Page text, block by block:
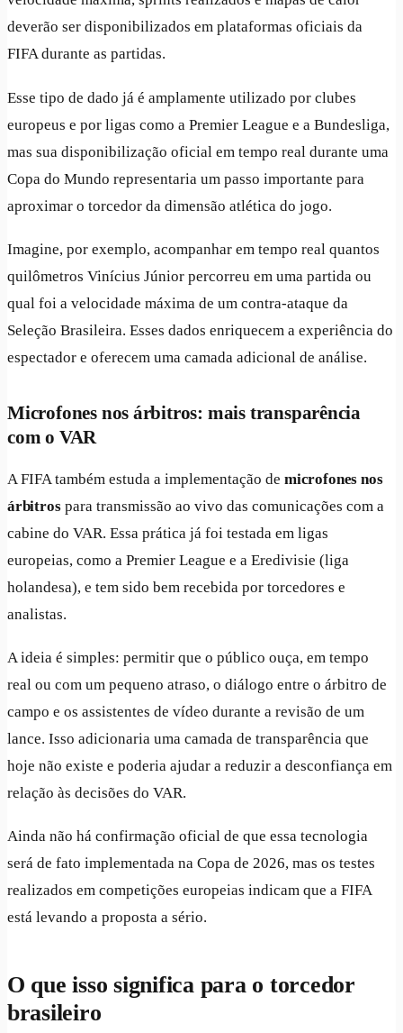
deverão ser disponibilizados em plataformas oficiais da
FIFA durante as partidas.
Esse tipo de dado já é amplamente utilizado por clubes
europeus e por ligas como a Premier League e a Bundesliga,
mas sua disponibilização oficial em tempo real durante uma
Copa do Mundo representaria um passo importante para
aproximar o torcedor da dimensão atlética do jogo.
Imagine, por exemplo, acompanhar em tempo real quantos
quilômetros Vinícius Júnior percorreu em uma partida ou
qual foi a velocidade máxima de um contra-ataque da
Seleção Brasileira. Esses dados enriquecem a experiência do
espectador e oferecem uma camada adicional de análise.
Microfones nos árbitros: mais transparência
com o VAR
A FIFA também estuda a implementação de microfones nos
árbitrospara transmissão ao vivo das comunicações com a
cabine do VAR. Essa prática já foi testada em ligas
europeias, como a Premier League e a Eredivisie (liga
holandesa), e tem sido bem recebida por torcedores e
analistas.
A ideia é simples: permitir que o público ouça, em tempo
real ou com um pequeno atraso, o diálogo entre o árbitro de
campo e os assistentes de vídeo durante a revisão de um
lance. Isso adicionaria uma camada de transparência que
hoje não existe e poderia ajudar a reduzir a desconfiança em
relação às decisões do VAR.
Ainda não há confirmação oficial de que essa tecnologia
será de fato implementada na Copa de 2026, mas os testes
realizados em competições europeias indicam que a FIFA
está levando a proposta a sério.
O que isso significa para o torcedor
brasileiro